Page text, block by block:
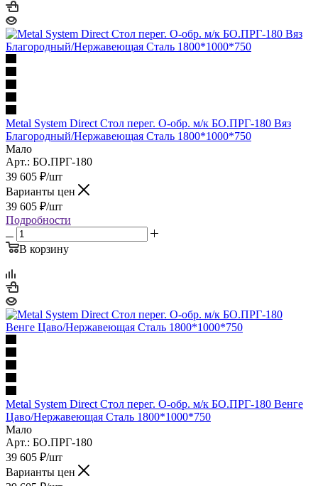
Metal System Direct Стол перег. О-обр. м/к БО.ПРГ-180 Вяз
Благородный/Нержавеющая Сталь 1800*1000*750
Мало
Арт.: БО.ПРГ-180
39 605 ₽/шт
Варианты цен
39 605 ₽/шт
Подробности
В корзину
Metal System Direct Стол перег. О-обр. м/к БО.ПРГ-180 Венге
Цаво/Нержавеющая Сталь 1800*1000*750
Мало
Арт.: БО.ПРГ-180
39 605 ₽/шт
Варианты цен